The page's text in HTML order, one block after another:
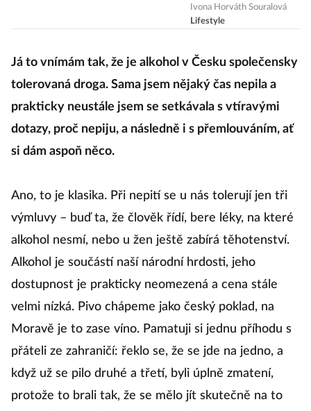
když se Suchej
únor protáhne
Ivona Horváth Souralová
Lifestyle
Já to vnímám tak, že je alkohol v Česku společensky
tolerovaná droga. Sama jsem nějaký čas nepila a
prakticky neustále jsem se setkávala s vtíravými
dotazy, proč nepiju, a následně i s přemlouváním, ať
si dám aspoň něco.
Ano, to je klasika. Při nepití se u nás tolerují jen tři
výmluvy – buď ta, že člověk řídí, bere léky, na které
alkohol nesmí, nebo u žen ještě zabírá těhotenství.
Alkohol je součástí naší národní hrdosti, jeho
dostupnost je prakticky neomezená a cena stále
velmi nízká. Pivo chápeme jako český poklad, na
Moravě je to zase víno. Pamatuji si jednu příhodu s
přáteli ze zahraničí: řeklo se, že se jde na jedno, a
když už se pilo druhé a třetí, byli úplně zmatení,
protože to brali tak, že se mělo jít skutečně na to